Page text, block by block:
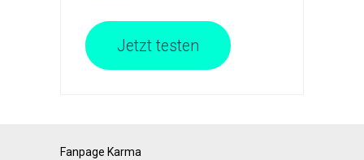
Jetzt testen
Fanpage Karma